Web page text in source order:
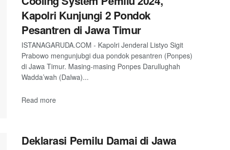
Kapolri Kunjungi 2 Pondok
Pesantren di Jawa Timur
ISTANAGARUDA.COM - Kapolri Jenderal Listyo Sigit
Prabowo mengunjubgi dua pondok pesantren (Ponpes)
di Jawa Timur. Masing-masing Ponpes Darullughah
Wadda’wah (Dalwa)...
Read more
Deklarasi Pemilu Damai di Jawa